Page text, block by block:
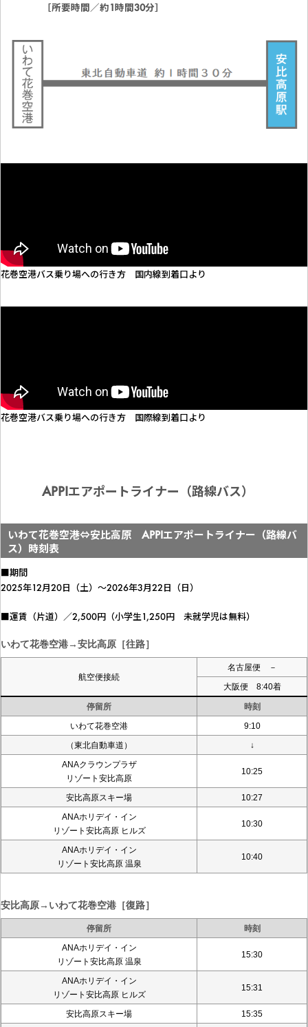
［所要時間／約1時間30分］
花巻空港バス乗り場への行き方 国内線到着口より
花巻空港バス乗り場への行き方 国際線到着口より
APPIエアポートライナー（路線バス）
いわて花巻空港⇔安比高原 APPIエアポートライナー（路線バ
ス）時刻表
■期間
2025年12月20日（土）～2026年3月22日（日）
■運賃（片道）／2,500円（小学生1,250円 未就学児は無料）
いわて花巻空港→安比高原［往路］
航空便接続
名古屋便 －
大阪便 8:40着
停留所
時刻
いわて花巻空港
9:10
（東北自動車道）
↓
ANAクラウンプラザ
リゾート安比高原
10:25
安比高原スキー場
10:27
ANAホリデイ・イン
リゾート安比高原 ヒルズ
10:30
ANAホリデイ・イン
リゾート安比高原 温泉
10:40
安比高原→いわて花巻空港［復路］
停留所
時刻
ANAホリデイ・イン
リゾート安比高原 温泉
15:30
ANAホリデイ・イン
リゾート安比高原 ヒルズ
15:31
安比高原スキー場
15:35